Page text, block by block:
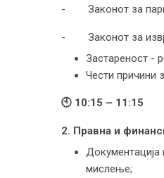
- Законот за
- Законот за
Застареност -
Чести причини
🕙 10:15 – 11:15
2. Правна и
мислење;